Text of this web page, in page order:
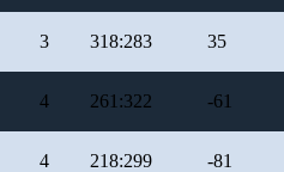
3 318:283 35
4 261:322 -61
4 218:299 -81